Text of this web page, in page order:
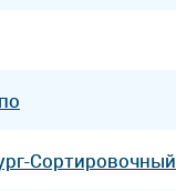
Сортировочный